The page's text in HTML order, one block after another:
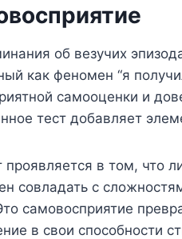
об везучих
как феномен “я
самооценки и
тест добавляет
в том, что
совладать с
самовосприятие
в свои способности